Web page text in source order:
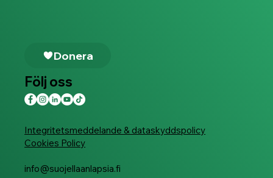
Integritetsmeddelande & dataskyddspolicy
Cookies Policy
info@suojellaanlapsia.fi
Donera
Följ oss